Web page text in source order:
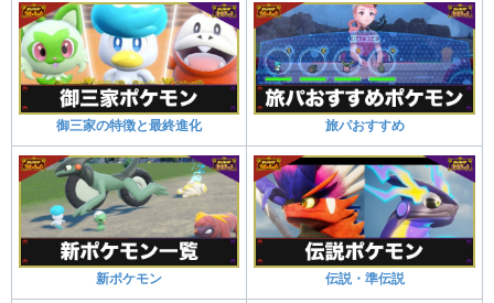
御三家の特徴と最終進化 旅パおすすめ
新ポケモン 伝説・準伝説